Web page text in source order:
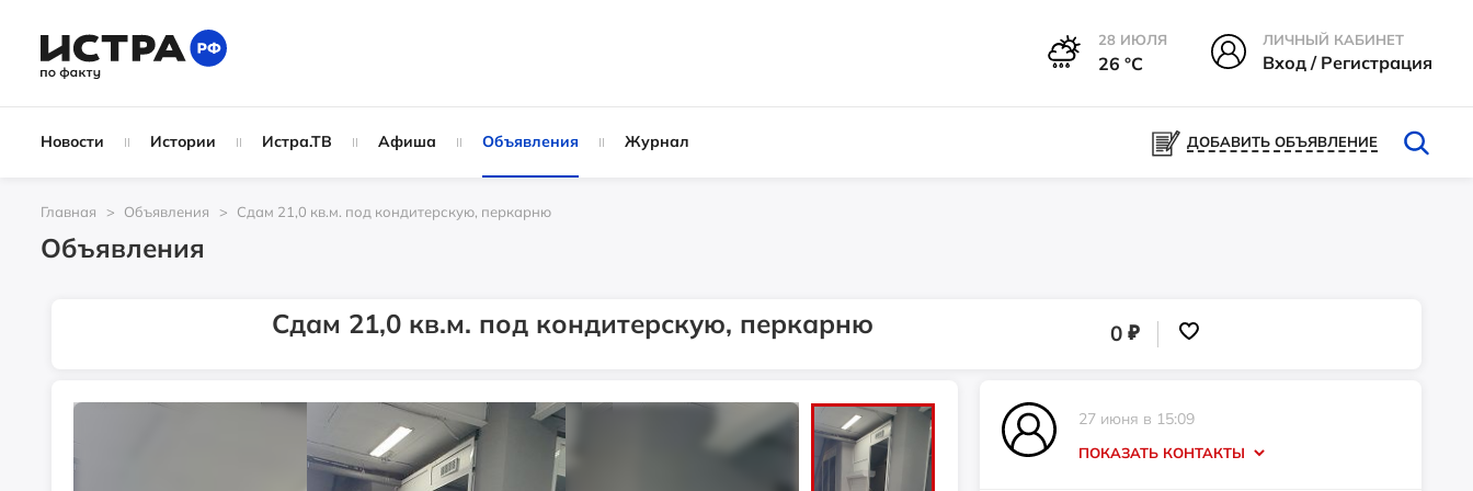
28 ИЮЛЯ
26 °С
ЛИЧНЫЙ КАБИНЕТ
Вход / Регистрация
Новости Истории Истра.ТВ Афиша Объявления Журнал ДОБАВИТЬ ОБЪЯВЛЕНИЕ
Главная Объявления Сдам 21,0 кв.м. под кондитерскую, перкарню
Объявления
Сдам 21,0 кв.м. под кондитерскую, перкарню 0₽
27 июня в 15:09
ПОКАЗАТЬ КОНТАКТЫ